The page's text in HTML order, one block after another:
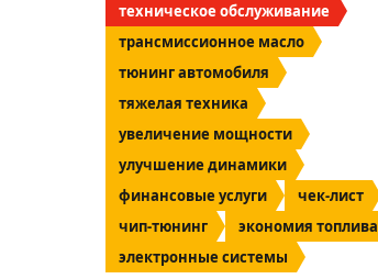
техническое обслуживание
трансмиссионное масло
тюнинг автомобиля
тяжелая техника
увеличение мощности
улучшение динамики
финансовые услуги
чек-лист
чип-тюнинг
экономия топлива
электронные системы